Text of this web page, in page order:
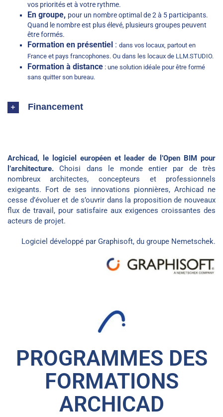
vos priorités et à votre rythme.
En groupe, pour un nombre optimal de 2 à 5 participants.
Quand le nombre est plus élevé, plusieurs groupes peuvent
être formés.
Formation en présentiel: dans vos locaux, partout en
France et pays francophones. Ou dans les locaux de LLM.STUDIO.
Formation à distance: une solution idéale pour être formé
sans quitter son bureau.
Financement
Archicad, le logiciel européen et leader de l’Open BIM pour
l’architecture.Choisi dans le monde entier par de très
nombreux architectes, concepteurs et professionnels
exigeants. Fort de ses innovations pionnières, Archicad ne
cesse d’évoluer et de s’ouvrir dans la proposition de nouveaux
flux de travail, pour satisfaire aux exigences croissantes des
acteurs de projet.
Logiciel développé par Graphisoft, du groupe Nemetschek.
PROGRAMMES DES
FORMATIONS
ARCHICAD